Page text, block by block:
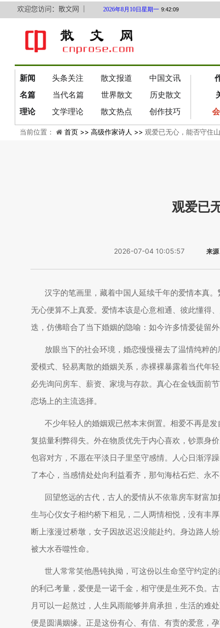
欢迎您访问：散文网 ｜
新闻 头条关注 散文报道 中国文讯
名篇
当代名篇 世界散文 历史散文
理论
文学理论 散文热点 创作技巧
2026年8月10日星期一 9:42:09
当前位置： 首页 >> 高级作家诗人 >> 观爱已无心，能否守住
观爱已
2026-07-04 10:05:57
汉字的笔画里，藏着中国人延续千年的爱情本真
无心便算不上真爱。爱情本该是心意相通、彼此懂得
迭，仿佛暗合了当下婚姻的隐喻：如今许多情爱徒留
放眼当下的社会环境，婚恋慢慢褪去了温情纯粹
爱模式、轻易离散的婚姻关系，赤裸裸暴露着当代年
必先询问房车、薪资、家境与存款。真心在金钱面前
恋场上的主流选择。
不少年轻人的婚姻观已然本末倒置。相爱不再是
复掂量利弊得失。外在物质优先于内心喜欢，钞票身
包容对方，不愿在平淡日子里坚守感情。人心日渐浮
了本心，当感情处处向利益看齐，那句海枯石烂、永
回望悠远的古代，古人的爱情从不依靠房车财富
生与心仪女子相约桥下相见，二人两情相悦，没有丰
断上涨漫过桥墩，女子因故迟迟没能赴约。身边路人
被大水吞噬性命。
世人常常笑他愚钝执拗，可这份以生命坚守约定
的利己考量，爱便是一诺千金，相守便是生死不负。
月可以一起熬过，人生风雨能够并肩承担，生活的难
便是圆满姻缘。正是这份有心、有信、有责的爱意，
来